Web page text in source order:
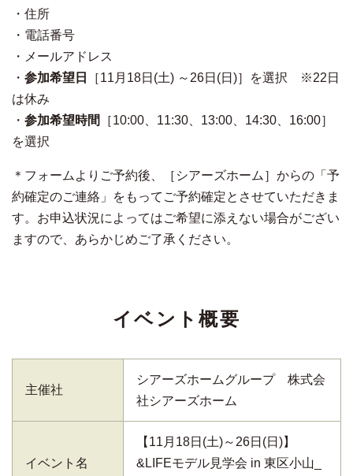
・住所
・電話番号
・メールアドレス
・ 参加希望日 ［11月18日(土) ～26日(日)］を選択 ※22日
は休み
・ 参加希望時間
［10:00、11:30、13:00、14:30、16:00］
を選択
＊フォームよりご予約後、［シアーズホーム］からの「予
約確定のご連絡」をもってご予約確定とさせていただきま
す。お申込状況によってはご希望に添えない場合がござい
ますので、あらかじめご了承ください。
イベント概要
主催社
シアーズホームグループ 株式会
社シアーズホーム
イベント名
【11月18日(土)～26日(日)】
&LIFEモデル見学会 in 東区小山_